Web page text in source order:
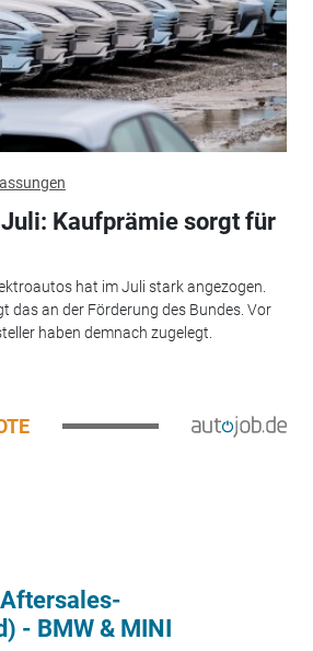
Kaufprämie sorgt für
hat im Juli stark angezogen.
das an der Förderung des Bundes. Vor
haben demnach zugelegt.
- BMW & MINI